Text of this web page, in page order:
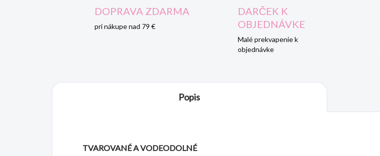
DOPRAVA ZDARMA
pri nákupe nad 79 €
DARČEK K
OBJEDNÁVKE
Malé prekvapenie k
objednávke
Popis
TVAROVANÉ A VODEODOLNÉ